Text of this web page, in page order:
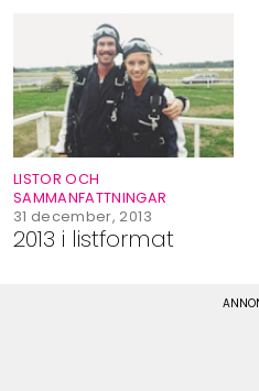
2013 i listformat
LISTOR OCH
SAMMANFATTNINGAR
31 december, 2013